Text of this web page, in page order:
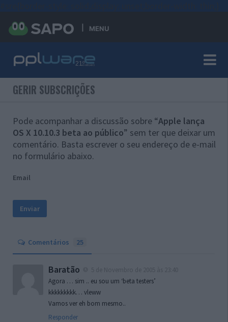
MENU
GERIR SUBSCRIÇÕES
Pode acompanhar a discussão sobre “Apple lança
OS X 10.10.3 beta ao público” sem ter que deixar um
comentário. Basta escrever o seu endereço de e-mail
no formulário abaixo.
Email
Comentários 25
Baratão
Agora … sim .. eu sou um ‘beta testers’
kkkkkkkkk… vleww
Vamos ver eh bom mesmo..
Responder